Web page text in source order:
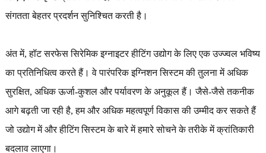
संगतता बेहतर प्रदर्शन सुनिश्चित करती है।
अंत में, हॉट सरफेस सिरेमिक इग्नाइटर हीटिंग उद्योग के लिए एक उज्ज्वल भविष्य
का प्रतिनिधित्व करते हैं। वे पारंपरिक इग्निशन सिस्टम की तुलना में अधिक
सुरक्षित, अधिक ऊर्जा-कुशल और पर्यावरण के अनुकूल हैं। जैसे-जैसे तकनीक
आगे बढ़ती जा रही है, हम और अधिक महत्वपूर्ण विकास की उम्मीद कर सकते हैं
जो उद्योग में और हीटिंग सिस्टम के बारे में हमारे सोचने के तरीके में क्रांतिकारी
बदलाव लाएगा।